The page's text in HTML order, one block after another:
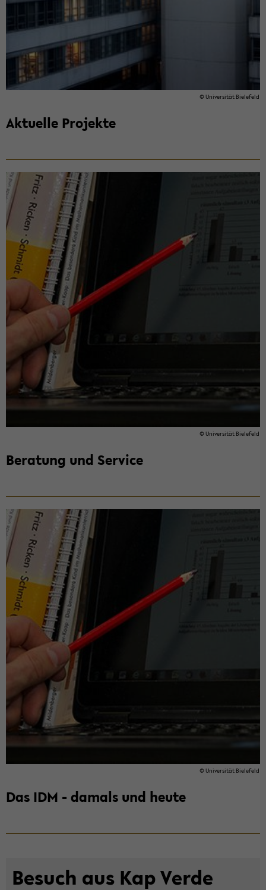
© Uni­ver­si­tät Bie­le­feld
Ak­tu­el­le Pro­jek­te
© Uni­ver­si­tät Bie­le­feld
Be­ra­tung und Ser­vice
© Uni­ver­si­tät Bie­le­feld
Das IDM - da­mals und heute
Be­such aus Kap Verde